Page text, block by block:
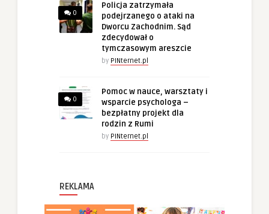
0
Policja zatrzymała
podejrzanego o ataki na
Dworcu Zachodnim. Sąd
zdecydował o
tymczasowym areszcie
by PINternet.pl
0
Pomoc w nauce, warsztaty i
wsparcie psychologa –
bezpłatny projekt dla
rodzin z Rumi
by PINternet.pl
REKLAMA